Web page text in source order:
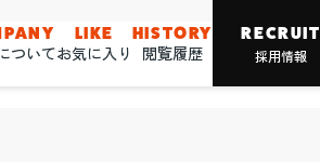
ついて
LIKE
お気に入り
HISTORY
閲覧履歴
RECRUIT
採用情報